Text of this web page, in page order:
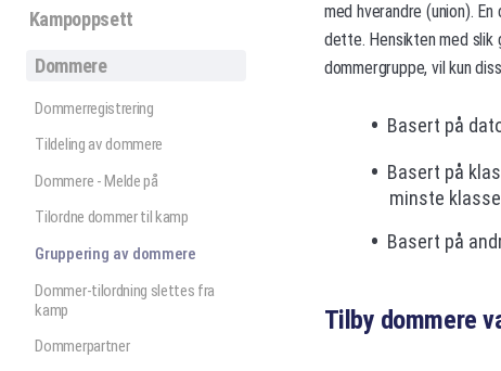
Kampoppsett
Dommere
Dommerregistrering
Tildeling av dommere
Dommere - Melde på
Tilordne dommer til kamp
Gruppering av dommere
Dommer-tilordning slettes fra
kamp
Dommerpartner
med hverandre (union).
dette. Hensikten med slik
dommergruppe, vil kun
Basert på
Basert på
minste
Basert på
Tilby dommere